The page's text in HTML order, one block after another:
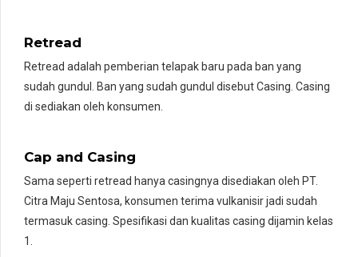
Retread
Retread adalah pemberian telapak baru pada ban yang
sudah gundul. Ban yang sudah gundul disebut Casing. Casing
di sediakan oleh konsumen.
Cap and Casing
Sama seperti retread hanya casingnya disediakan oleh PT.
Citra Maju Sentosa, konsumen terima vulkanisir jadi sudah
termasuk casing. Spesifikasi dan kualitas casing dijamin kelas
1.